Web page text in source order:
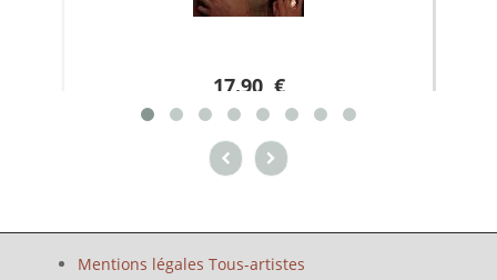
17.90 €
Mentions légales Tous-artistes